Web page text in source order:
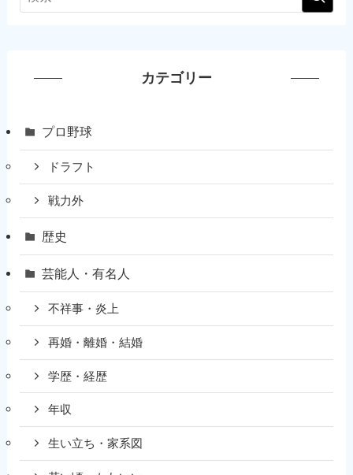
カテゴリー
プロ野球
ドラフト
戦力外
歴史
芸能人・有名人
不祥事・炎上
再婚・離婚・結婚
学歴・経歴
年収
生い立ち・家系図